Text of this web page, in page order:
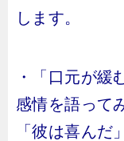
します。
・「口元が緩
感情を語って
「彼は喜ん